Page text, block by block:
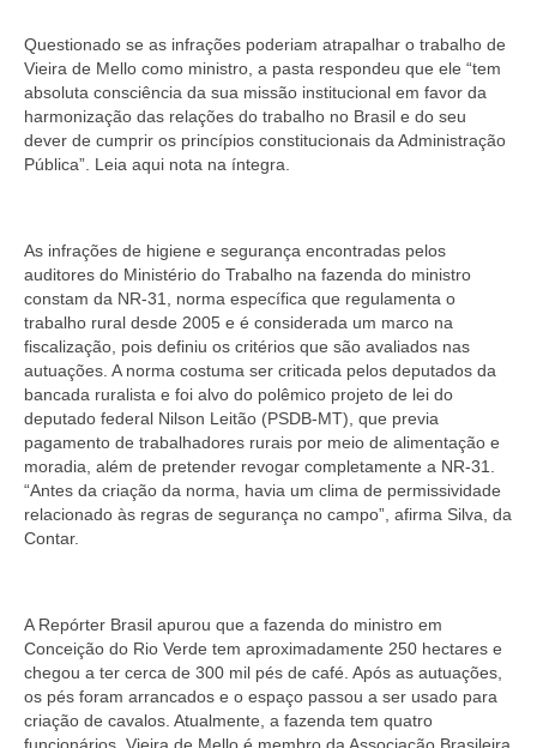
Questionado se as infrações poderiam atrapalhar o trabalho de
Vieira de Mello como ministro, a pasta respondeu que ele “tem
absoluta consciência da sua missão institucional em favor da
harmonização das relações do trabalho no Brasil e do seu
dever de cumprir os princípios constitucionais da Administração
Pública”. Leia aqui nota na íntegra.
As infrações de higiene e segurança encontradas pelos
auditores do Ministério do Trabalho na fazenda do ministro
constam da NR-31, norma específica que regulamenta o
trabalho rural desde 2005 e é considerada um marco na
fiscalização, pois definiu os critérios que são avaliados nas
autuações. A norma costuma ser criticada pelos deputados da
bancada ruralista e foi alvo do polêmico projeto de lei do
deputado federal Nilson Leitão (PSDB-MT), que previa
pagamento de trabalhadores rurais por meio de alimentação e
moradia, além de pretender revogar completamente a NR-31.
“Antes da criação da norma, havia um clima de permissividade
relacionado às regras de segurança no campo”, afirma Silva, da
Contar.
A Repórter Brasil apurou que a fazenda do ministro em
Conceição do Rio Verde tem aproximadamente 250 hectares e
chegou a ter cerca de 300 mil pés de café. Após as autuações,
os pés foram arrancados e o espaço passou a ser usado para
criação de cavalos. Atualmente, a fazenda tem quatro